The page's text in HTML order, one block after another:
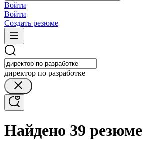
Войти
Войти
Создать резюме
директор по разработке
Найдено 39 резюме